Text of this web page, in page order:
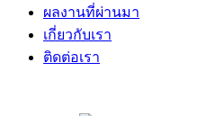
ผลงานที่ผ่านมา
เกี่ยวกับเรา
ติดต่อเรา